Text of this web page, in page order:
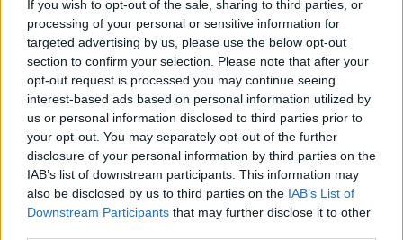
If you wish to opt-out of the sale, sharing to third parties, or
processing of your personal or sensitive information for
targeted advertising by us, please use the below opt-out
section to confirm your selection. Please note that after your
opt-out request is processed you may continue seeing
interest-based ads based on personal information utilized by
us or personal information disclosed to third parties prior to
your opt-out. You may separately opt-out of the further
disclosure of your personal information by third parties on the
IAB’s list of downstream participants. This information may
also be disclosed by us to third parties on the IAB’s List of
Downstream Participants that may further disclose it to other